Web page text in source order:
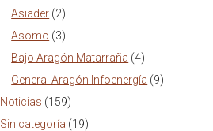
Asiader (2)
Asomo (3)
Bajo Aragón Matarraña (4)
General Aragón Infoenergía (9)
Noticias (159)
Sin categoría (19)